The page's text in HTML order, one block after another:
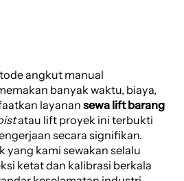
angkut manual
banyak waktu, biaya,
layanan sewa lift barang
atau lift proyek ini terbukti
secara signifikan.
yang kami sewakan selalu
ketat dan kalibrasi berkala